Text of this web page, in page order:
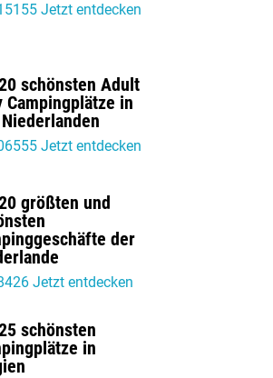
Jetzt entdecken
schönsten Adult
Campingplätze in
Jetzt entdecken
größten und
der
Jetzt entdecken
schönsten
in